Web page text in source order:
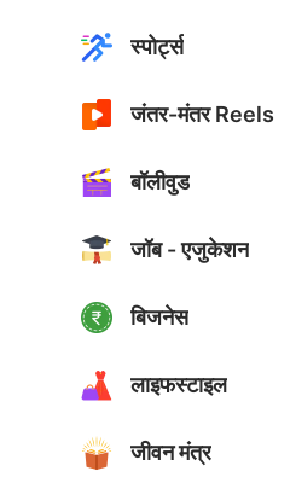
स्पोर्ट्स
जंतर-मंतर Reels
बॉलीवुड
जॉब - एजुकेशन
बिजनेस
लाइफस्टाइल
जीवन मंत्र